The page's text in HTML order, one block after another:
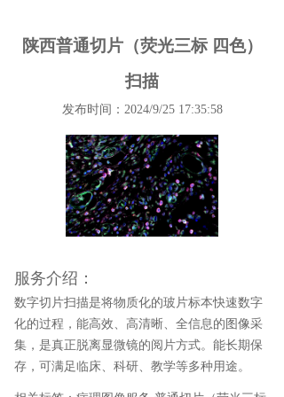
陕西普通切片（荧光三标 四色）
扫描
发布时间：2024/9/25 17:35:58
服务介绍：
数字切片扫描是将物质化的玻片标本快速数字
化的过程，能高效、高清晰、全信息的图像采
集，是真正脱离显微镜的阅片方式。能长期保
存，可满足临床、科研、教学等多种用途。